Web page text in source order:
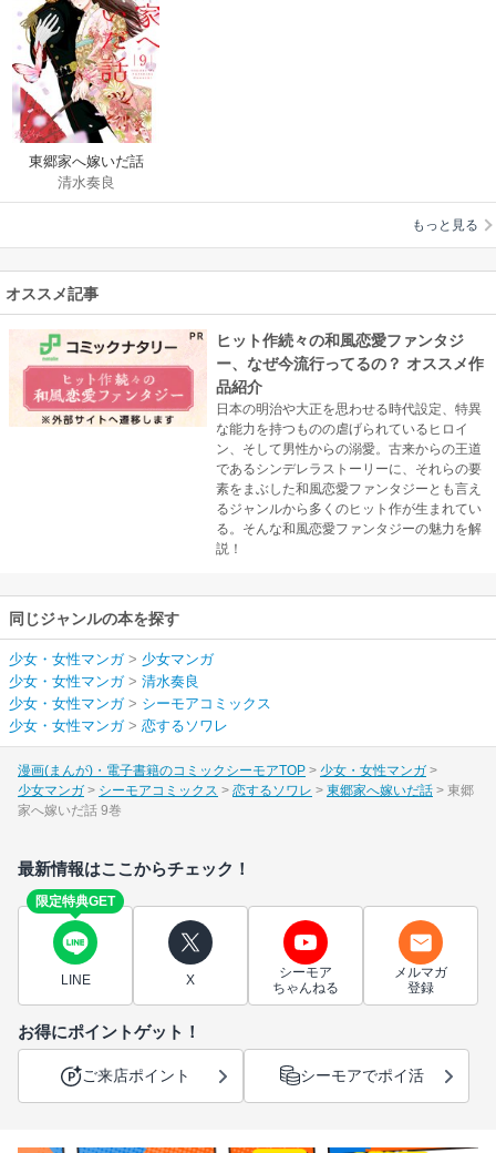
東郷家へ嫁いだ話
清水奏良
もっと見る
オススメ記事
ヒット作続々の和風恋愛ファンタジ
ー、なぜ今流行ってるの？ オススメ作
品紹介
日本の明治や大正を思わせる時代設定、特異
な能力を持つものの虐げられているヒロイ
ン、そして男性からの溺愛。古来からの王道
であるシンデレラストーリーに、それらの要
素をまぶした和風恋愛ファンタジーとも言え
るジャンルから多くのヒット作が生まれてい
る。そんな和風恋愛ファンタジーの魅力を解
説！
同じジャンルの本を探す
少女・女性マンガ> 少女マンガ
少女・女性マンガ> 清水奏良
少女・女性マンガ> シーモアコミックス
少女・女性マンガ> 恋するソワレ
漫画(まんが)・電子書籍のコミックシーモアTOP
少女・女性マンガ
少女マンガ
シーモアコミックス 恋するソワレ 東郷家へ嫁いだ話
東郷
家へ嫁いだ話 9巻
最新情報はここからチェック！
限定特典GET
LINE X
シーモア
ちゃんねる
メルマガ
登録
お得にポイントゲット！
ご来店ポイント シーモアでポイ活